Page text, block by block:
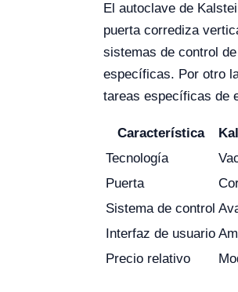
El autoclave de
puerta corrediza
sistemas de control
específicas. Por otro
tareas específicas de
Característica
Tecnología
Puerta
Sistema de control
Interfaz de usuario
Precio relativo